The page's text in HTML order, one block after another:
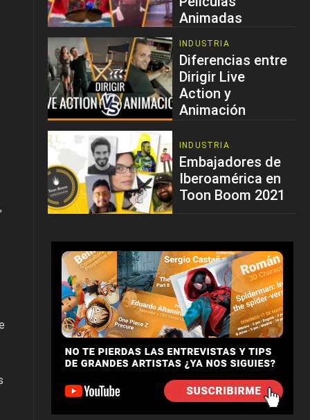
Animadas
INDUSTRIA
Diferencias entre
Dirigir Live
Action y
Animación
INDUSTRIA
Embajadores de
Iberoamérica en
Toon Boom 2021